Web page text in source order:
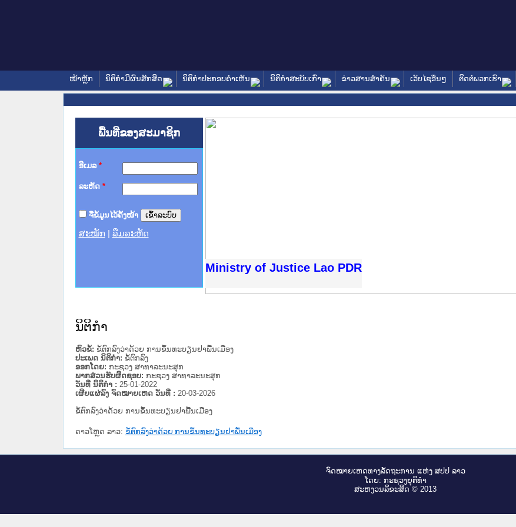
ໜ້າຫຼັກ ນິຕິກໍາມີຜົນສັກສິດ ນິຕິກໍາປະກອບຄໍາເຫັນ ນິຕິກໍາສະບັບເກົ່າ ຂ່າວສານສໍາຄັນ ເວັບໄຊອື່ນໆ ຕິດຕໍ່ພວກເຮົາ
ພື້ນທີ່ຂອງສະມາຊິກ
ອີເມລ *
ລະຫັດ *
ຈື່ຂໍ້ມູນໄວ້ຄັ້ງໜ້າ
ສະໝັກ ລືມລະຫັດ
Ministry of Justice Lao PDR
ານສະພາປະຊາຊົນ ພາກເໜືອ
ທາງລັດຖະການ
ສຳລັບ ພາກກາງ
ສຳລັບ ພາກໃຕ້
ວິທະຍາຄານຕຳຫຼວດປະຊາຊົນ
ວິທະຍາຄານສັນຕິບານປະຊາຊົນ
ຂັ້ນແຂວງພາກເໜືອ
ານສະພາປະຊາຊົນ ພາກກາງ
ນິຕິກໍາ
ຫົວຂໍ້: ຂໍ້ຕົກລົງວ່າດ້ວຍ ການຂຶ້ນທະບຽນຢາພື້ນເມືອງ
ປະເພດ ນິຕິກໍາ: ຂໍ້ຕົກລົງ
ອອກໂດຍ: ກະຊວງ ສາທາລະນະສຸກ
ພາກສ່ວນຮັບຜິດຊອບ: ກະຊວງ ສາທາລະນະສຸກ
ວັນທີ່ ນິຕິກໍາ : 25-01-2022
ເຜີຍແຜ່ລົງ ຈົດໝາຍເຫດ ວັນທີ່ : 20-03-2026
ຂໍ້ຕົກລົງວ່າດ້ວຍ ການຂຶ້ນທະບຽນຢາພື້ນເມືອງ
ດາວໂຫຼດ ລາວ: ຂໍ້ຕົກລົງວ່າດ້ວຍ ການຂຶ້ນທະບຽນຢາພື້ນເມືອງ
ຈົດ​ໝາຍ​ເຫດ​ທາງ​ລັດ​ຖະ​ການ ແຫ່ງ ສ​ປ​ປ ລາວ
ໂດຍ: ກະ​ຊວງຍຸ​ຕິ​ທຳ
ສະ​ຫງວນ​ລິ​ຂະ​ສິດ © 2013